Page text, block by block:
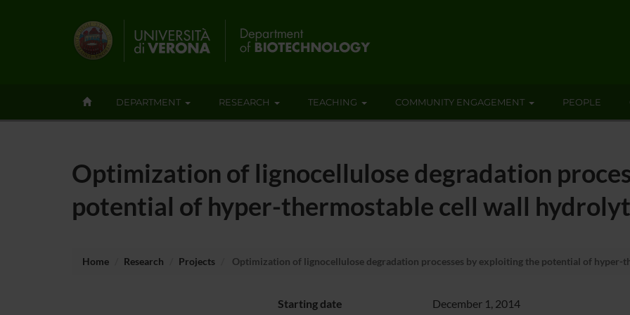
DEPARTMENT RESEARCH TEACHING COMMUNITY ENGAGEMENT PEOPLE
Optimization of lignocellulose degradation
potential of hyper-thermostable cell wall
Home Research Projects Optimization of lignocellulose degradation processes by exploiting the potential of hyper-
Starting date
December 1, 2014